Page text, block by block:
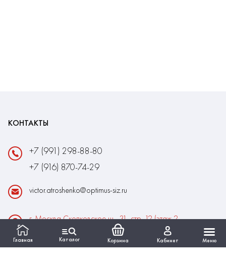
Главная Каталог Корзина Кабинет Меню
КОНТАКТЫ
+7 (991) 298-88-80
+7 (916) 870-74-29
victor.atroshenko@optimus-siz.ru
г. Москва Сколковское ш., 31, стр. 12 (этаж 2,
помещение 22)
Время работы: